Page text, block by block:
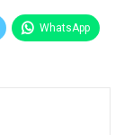
WhatsApp